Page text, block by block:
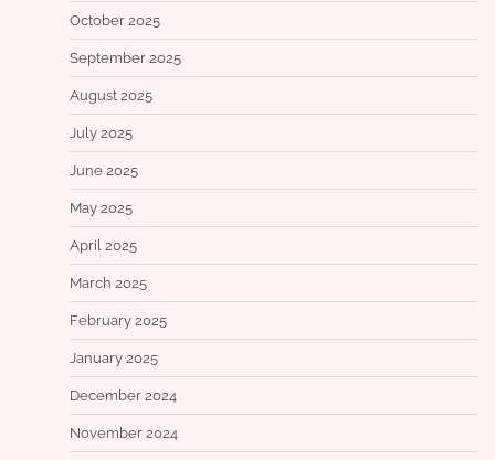
October 2025
September 2025
August 2025
July 2025
June 2025
May 2025
April 2025
March 2025
February 2025
January 2025
December 2024
November 2024